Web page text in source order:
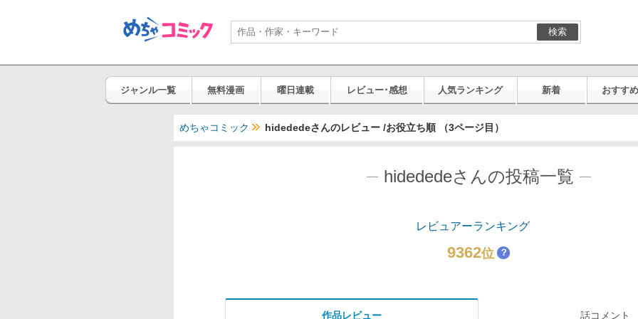
検索
ジャンル一覧 無料漫画 曜日連載 レビュー･感想 人気ランキング 新着 おすす
めちゃコミック hidededeさんのレビュー /お役立ち順 （3ページ目）
hidededeさんの投稿一覧
レビュアーランキング
9362位 ？
作品レビュー 話コメント